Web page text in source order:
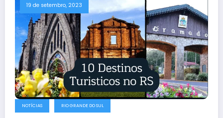
19 de setembro, 2023
NOTÍCIAS RIO GRANDE DO SUL